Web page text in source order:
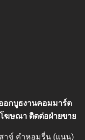
กบูธงานคอมมาร์ต
ฆษณา ติดต่อฝ่ายขาย
าข์ คำหอมรื่น (แนน)